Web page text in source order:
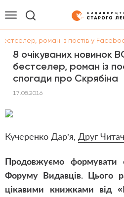
роман із постів у
8 очікуваних новинок
бестселер, роман із
спогади про Скрябіна
17.08.2016
Кучеренко Дар’я, Друг
Продовжуємо формувати
Форуму Видавців. Цього
цікавими книжками від